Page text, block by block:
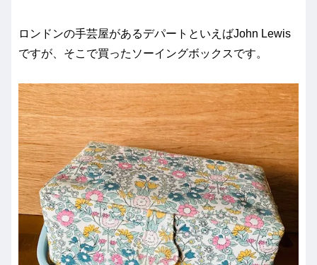
ロンドンの手芸屋があるデパートといえばJohn Lewis
ですが、そこで買ったソーイングボックスです。